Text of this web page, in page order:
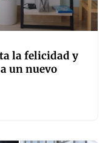
la felicidad y
un nuevo